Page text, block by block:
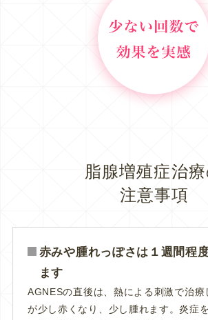
脂腺増殖症治
注意事項
赤みや腫れっぽさは１週間程
ます
AGNESの直後は、熱による刺激で治療
が少し赤くなり、少し腫れます。炎症